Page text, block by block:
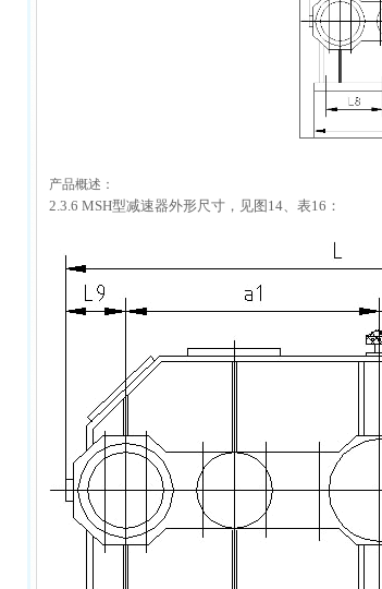
产品概述：
2.3.6 MSH型减速器外形尺寸，见图14、表16：